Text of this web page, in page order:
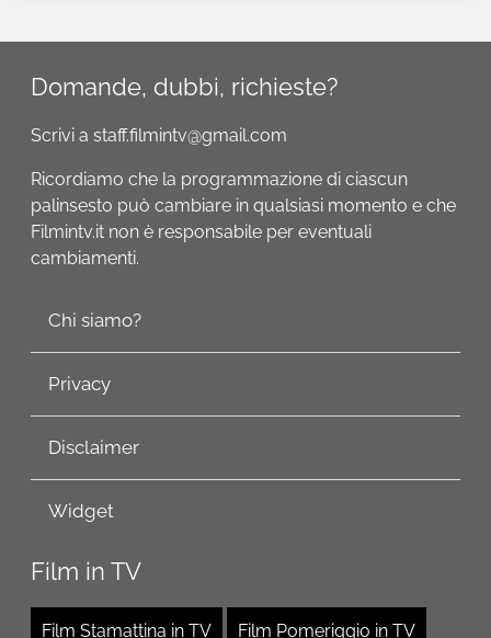
Domande, dubbi, richieste?
Scrivi a staff.filmintv@gmail.com
Ricordiamo che la programmazione di ciascun
palinsesto può cambiare in qualsiasi momento e che
Filmintv.it non è responsabile per eventuali
cambiamenti.
Chi siamo?
Privacy
Disclaimer
Widget
Film in TV
Film Stamattina in TV Film Pomeriggio in TV